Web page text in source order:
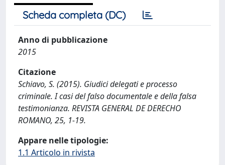
Scheda completa (DC)
Anno di pubblicazione
2015
Citazione
Schiavo, S. (2015). Giudici delegati e processo
criminale. I casi del falso documentale e della falsa
testimonianza. REVISTA GENERAL DE DERECHO
ROMANO, 25, 1-19.
Appare nelle tipologie:
1.1 Articolo in rivista